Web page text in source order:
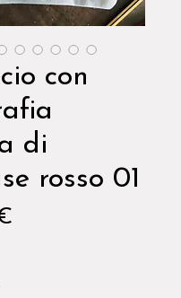
con
di
rosso 01